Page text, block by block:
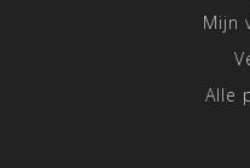
Mijn
Alle